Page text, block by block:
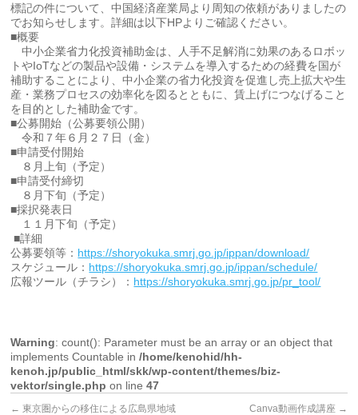
標記の件について、中国経済産業局より周知の依頼がありましたの
でお知らせします。詳細は以下HPよりご確認ください。
■概要
中小企業省力化投資補助金は、人手不足解消に効果のあるロボッ
トやIoTなどの製品や設備・システムを導入するための経費を国が
補助することにより、中小企業の省力化投資を促進し売上拡大や生
産・業務プロセスの効率化を図るとともに、賃上げにつなげること
を目的とした補助金です。
■公募開始（公募要領公開）
令和７年６月２７日（金）
■申請受付開始
８月上旬（予定）
■申請受付締切
８月下旬（予定）
■採択発表日
１１月下旬（予定）
■詳細
公募要領等： https://shoryokuka.smrj.go.jp/ippan/download/
スケジュール： https://shoryokuka.smrj.go.jp/ippan/schedule/
広報ツール（チラシ）： https://shoryokuka.smrj.go.jp/pr_tool/
Warning: count(): Parameter must be an array or an object that
implements Countable in/home/kenohid/hh-
kenoh.jp/public_html/skk/wp-content/themes/biz-
vektor/single.php on line47
← 東京圏からの移住による広島県地域
Canva動画作成講座 →